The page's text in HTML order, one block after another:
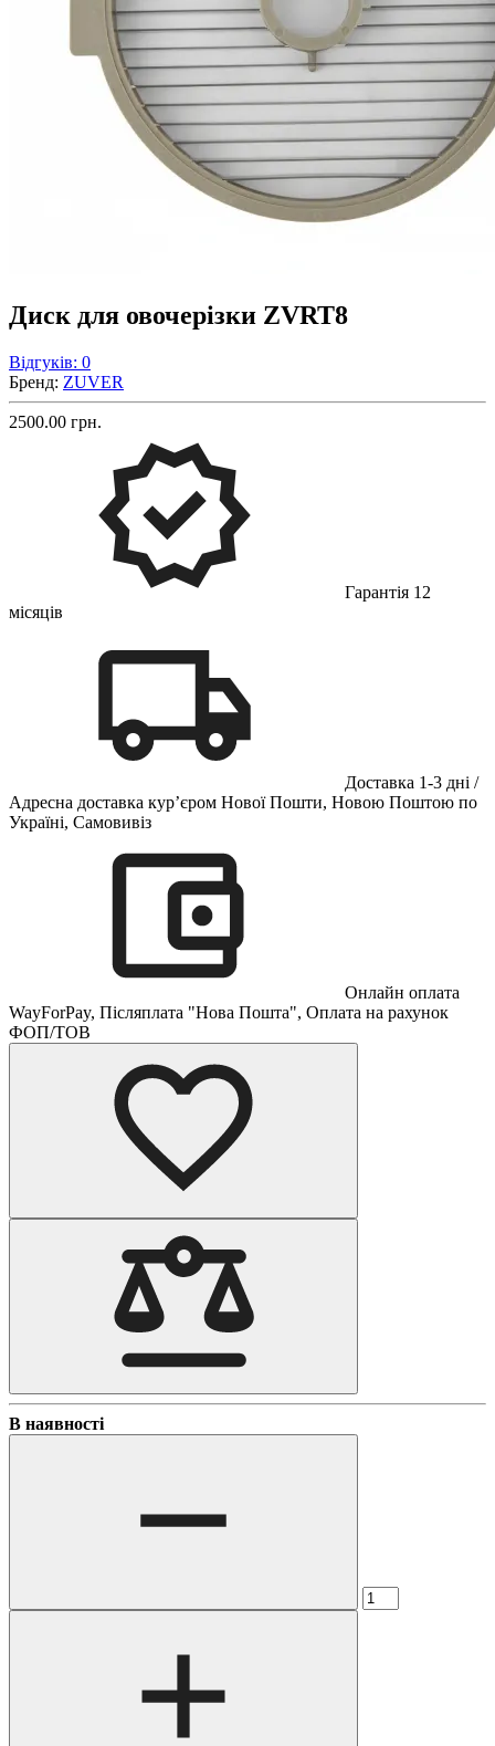
Диск для овочерізки ZVRT8
Відгуків: 0
Бренд: ZUVER
2500.00 грн.
Гарантія 12
місяців
Доставка 1-3 дні /
Адресна доставка кур’єром Нової Пошти, Новою Поштою по
Україні, Самовивіз
Онлайн оплата
WayForPay, Післяплата "Нова Пошта", Оплата на рахунок
ФОП/ТОВ
В наявності